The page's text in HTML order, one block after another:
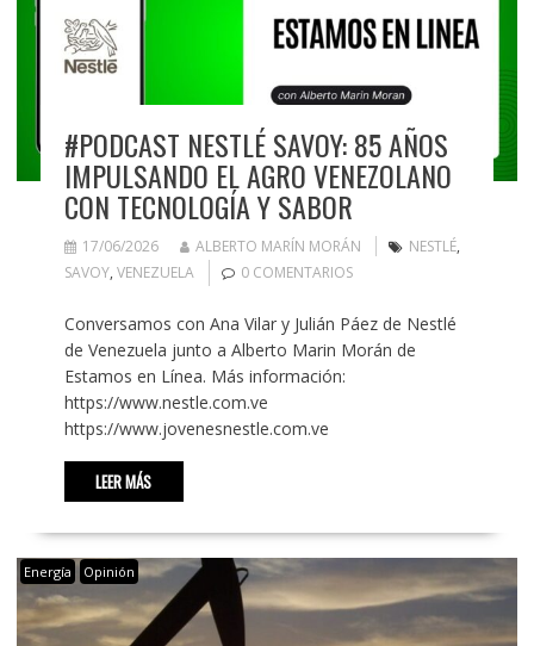
#PODCAST NESTLÉ SAVOY: 85 AÑOS
IMPULSANDO EL AGRO VENEZOLANO
CON TECNOLOGÍA Y SABOR
17/06/2026 ALBERTO MARÍN MORÁN NESTLÉ,
SAVOY, VENEZUELA 0 COMENTARIOS
Conversamos con Ana Vilar y Julián Páez de Nestlé
de Venezuela junto a Alberto Marin Morán de
Estamos en Línea. Más información:
https://www.nestle.com.ve
https://www.jovenesnestle.com.ve
LEER MÁS
Energía Opinión